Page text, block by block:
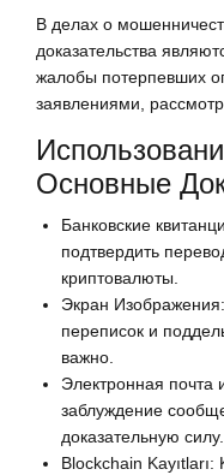
В делах о
доказательства
жалобы потерпевших
заявлениями,
Основные
Банковские
подтвердить
криптовалюты.
Экран
переписок и
важно.
Электронная
заблуждение
доказательную силу.
Blockchain